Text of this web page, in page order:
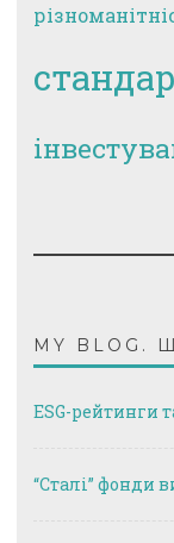
MY BLOG.
ESG-рейтинги
“Сталі” фонди